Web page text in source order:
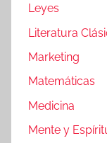
Leyes
Literatura
Marketing
Matemáticas
Medicina
Mente y